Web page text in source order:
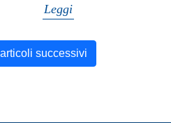
Leggi
successivi